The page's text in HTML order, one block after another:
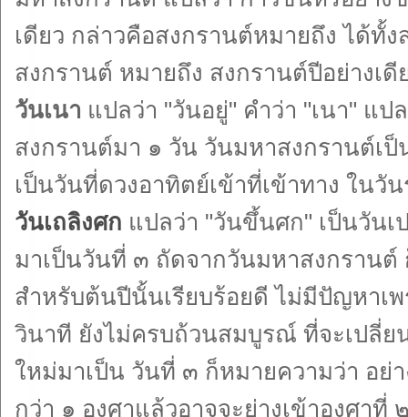
เดียว กล่าวคือสงกรานต์หมายถึง ได้ทั้
สงกรานต์ หมายถึง สงกรานต์ปีอย่างเดี
วันเนา แปลว่า "วันอยู่" คำว่า "เนา" แ
สงกรานต์มา ๑ วัน วันมหาสงกรานต์เ
เป็นวันที่ดวงอาทิตย์เข้าที่เข้าทาง ในวั
วันเถลิงศก แปลว่า "วันขึ้นศก" เป็นวัน
มาเป็นวันที่ ๓ ถัดจากวันมหาสงกราน
สำหรับต้นปีนั้นเรียบร้อยดี ไม่มีปัญหาเ
วินาที ยังไม่ครบถ้วนสมบูรณ์ ที่จะเปลี่
ใหม่มาเป็น วันที่ ๓ ก็หมายความว่า อย่
กว่า ๑ องศาแล้วอาจจะย่างเข้าองศาที่